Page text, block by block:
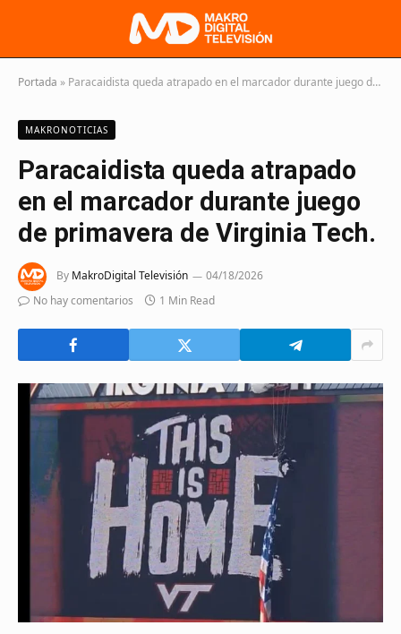
Portada » Paracaidista queda atrapado en el marcador durante juego de primavera de Virginia Tech.
MAKRONOTICIAS
Paracaidista queda atrapado
en el marcador durante juego
de primavera de Virginia Tech.
By MakroDigital Televisión
04/18/2026
No hay comentarios
1 Min Read